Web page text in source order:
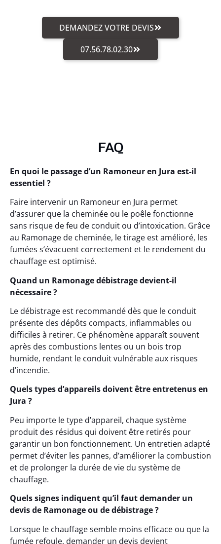
DEMANDEZ VOTRE DEVIS
07.56.78.02.30
FAQ
En quoi le passage d’un Ramoneur en Jura est-il
essentiel ?
Faire intervenir un Ramoneur en Jura permet
d’assurer que la cheminée ou le poêle fonctionne
sans risque de feu de conduit ou d’intoxication. Grâce
au Ramonage de cheminée, le tirage est amélioré, les
fumées s’évacuent correctement et le rendement du
chauffage est optimisé.
Quand un Ramonage débistrage devient-il
nécessaire ?
Le débistrage est recommandé dès que le conduit
présente des dépôts compacts, inflammables ou
difficiles à retirer. Ce phénomène apparaît souvent
après des combustions lentes ou un bois trop
humide, rendant le conduit vulnérable aux risques
d’incendie.
Quels types d’appareils doivent être entretenus en
Jura ?
Peu importe le type d’appareil, chaque système
produit des résidus qui doivent être retirés pour
garantir un bon fonctionnement. Un entretien adapté
permet d’éviter les pannes, d’améliorer la combustion
et de prolonger la durée de vie du système de
chauffage.
Quels signes indiquent qu’il faut demander un
devis de Ramonage ou de débistrage ?
Lorsque le chauffage semble moins efficace ou que la
fumée refoule, demander un devis devient